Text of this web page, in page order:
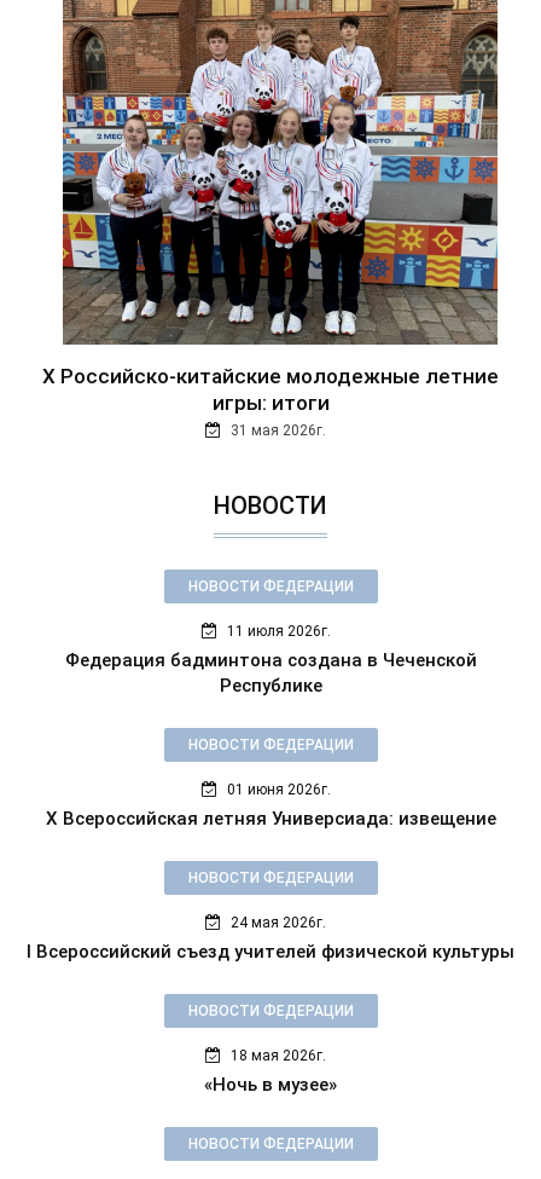
Х Российско-китайские молодежные летние
игры: итоги
31 мая 2026г.
НОВОСТИ
НОВОСТИ ФЕДЕРАЦИИ
11 июля 2026г.
Федерация бадминтона создана в Чеченской
Республике
НОВОСТИ ФЕДЕРАЦИИ
01 июня 2026г.
X Всероссийская летняя Универсиада: извещение
НОВОСТИ ФЕДЕРАЦИИ
24 мая 2026г.
I Всероссийский съезд учителей физической культуры
НОВОСТИ ФЕДЕРАЦИИ
18 мая 2026г.
«Ночь в музее»
НОВОСТИ ФЕДЕРАЦИИ